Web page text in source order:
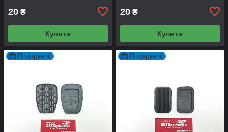
20 ₴
Купити
20 ₴
Купити
Подарунок Подарунок